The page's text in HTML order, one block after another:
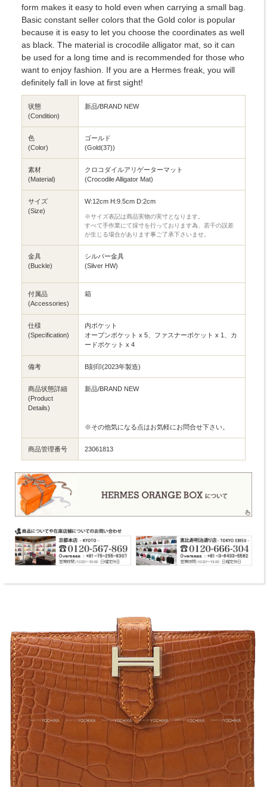
form makes it easy to hold even when carrying a small bag.
Basic constant seller colors that the Gold color is popular
because it is easy to let you choose the coordinates as well
as black. The material is crocodile alligator mat, so it can
be used for a long time and is recommended for those who
want to enjoy fashion. If you are a Hermes freak, you will
definitely fall in love at first sight!
状態
(Condition)
新品/BRAND NEW
色
(Color)
ゴールド
(Gold(37))
素材
(Material)
クロコダイルアリゲーターマット
(Crocodile Alligator Mat)
サイズ
(Size)
W:12cm H:9.5cm D:2cm
※サイズ表記は商品実物の実寸となります。
すべて手作業にて採寸を行っております為、若干の誤差
が生じる場合があります事ご了承下さいませ。
金具
(Buckle)
シルバー金具
(Silver HW)
付属品
(Accessories)
箱
仕様
(Specification)
内ポケット
オープンポケット x 5、ファスナーポケット x 1、カ
ードポケット x 4
備考 B刻印(2023年製造)
商品状態詳細
(Product
Details)
新品/BRAND NEW
※その他気になる点はお気軽にお問合せ下さい。
商品管理番号 23061813